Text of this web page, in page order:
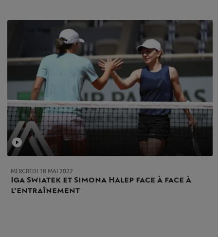
MERCREDI 18 MAI 2022
Iga Swiatek et Simona Halep face à face à
l'entraînement